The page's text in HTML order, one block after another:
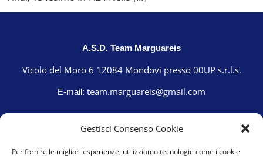
Gestisci Consenso Cookie
Per fornire le migliori esperienze, utilizziamo tecnologie come i cookie
A.S.D. Team Marguareis
Vicolo del Moro 6 12084 Mondovì presso 00UP s.r.l.s.
E-mail: team.marguareis@gmail.com